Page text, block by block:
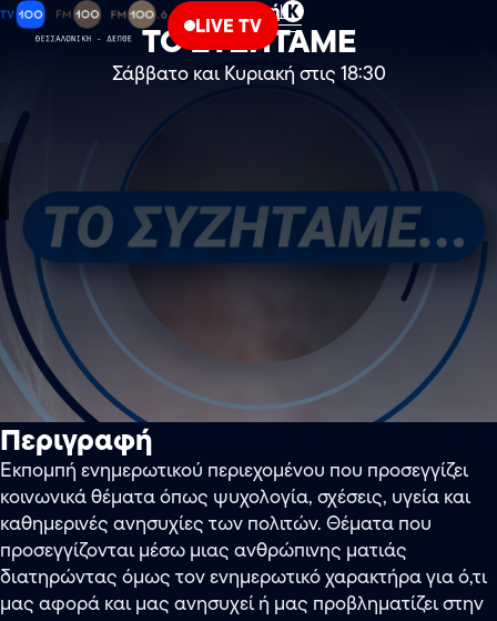
LIVE TV
Κοινωνική Κ
ΤΟ ΣΥΖΗΤΑΜΕ
Σάββατο και Κυριακή στις 18:30
Περιγραφή
Εκπομπή ενημερωτικού περιεχομένου που προσεγγίζει
κοινωνικά θέματα όπως ψυχολογία, σχέσεις, υγεία και
καθημερινές ανησυχίες των πολιτών. Θέματα που
προσεγγίζονται μέσω μιας ανθρώπινης ματιάς
διατηρώντας όμως τον ενημερωτικό χαρακτήρα για ό,τι
μας αφορά και μας ανησυχεί ή μας προβληματίζει στην